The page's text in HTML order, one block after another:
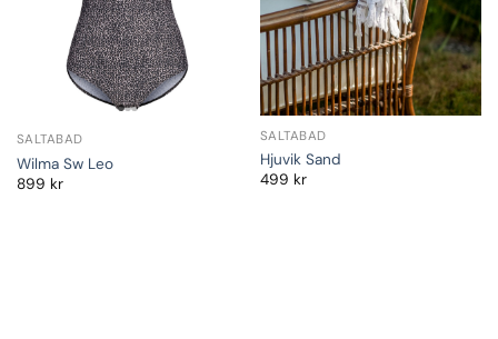
SALTABAD
Wilma Sw Leo
899 kr
SALTABAD
Hjuvik Sand
499 kr